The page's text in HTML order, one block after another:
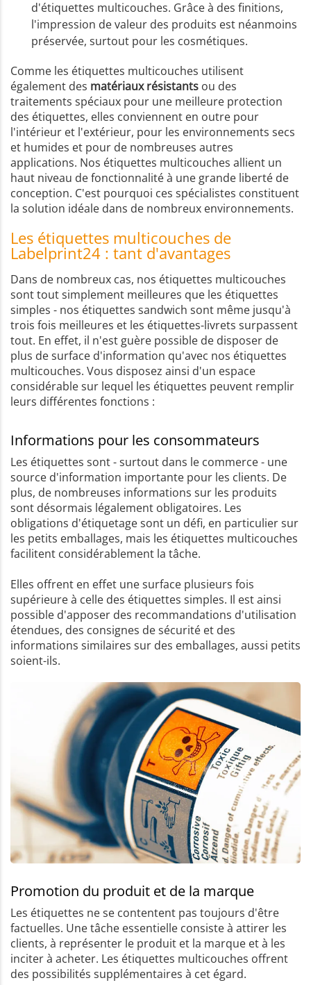
d'étiquettes multicouches. Grâce à des finitions,
l'impression de valeur des produits est néanmoins
préservée, surtout pour les cosmétiques.
Comme les étiquettes multicouches utilisent
également des matériaux résistants ou des
traitements spéciaux pour une meilleure protection
des étiquettes, elles conviennent en outre pour
l'intérieur et l'extérieur, pour les environnements secs
et humides et pour de nombreuses autres
applications. Nos étiquettes multicouches allient un
haut niveau de fonctionnalité à une grande liberté de
conception. C'est pourquoi ces spécialistes constituent
la solution idéale dans de nombreux environnements.
Les étiquettes multicouches de
Labelprint24 : tant d'avantages
Dans de nombreux cas, nos étiquettes multicouches
sont tout simplement meilleures que les étiquettes
simples - nos étiquettes sandwich sont même jusqu'à
trois fois meilleures et les étiquettes-livrets surpassent
tout. En effet, il n'est guère possible de disposer de
plus de surface d'information qu'avec nos étiquettes
multicouches. Vous disposez ainsi d'un espace
considérable sur lequel les étiquettes peuvent remplir
leurs différentes fonctions :
Informations pour les consommateurs
Les étiquettes sont - surtout dans le commerce - une
source d'information importante pour les clients. De
plus, de nombreuses informations sur les produits
sont désormais légalement obligatoires. Les
obligations d'étiquetage sont un défi, en particulier sur
les petits emballages, mais les étiquettes multicouches
facilitent considérablement la tâche.
Elles offrent en effet une surface plusieurs fois
supérieure à celle des étiquettes simples. Il est ainsi
possible d'apposer des recommandations d'utilisation
étendues, des consignes de sécurité et des
informations similaires sur des emballages, aussi petits
soient-ils.
Promotion du produit et de la marque
Les étiquettes ne se contentent pas toujours d'être
factuelles. Une tâche essentielle consiste à attirer les
clients, à représenter le produit et la marque et à les
inciter à acheter. Les étiquettes multicouches offrent
des possibilités supplémentaires à cet égard.